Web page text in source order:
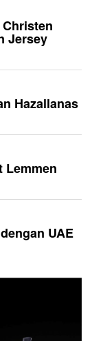
Jersey
Hazallanas
Lemmen
UAE